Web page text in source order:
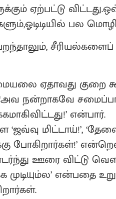
ஏற்பட்டு
பல
சீரியல்களைப்
ஏதாவது குறை
‘அவ நன்றாகவே
என்பார்.
மிட்டாய்!’,
போகிறார்கள்!’
ஊரை விட்டு
என்பதை